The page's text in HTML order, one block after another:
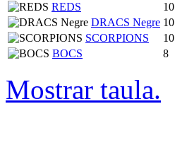
REDS
10
DRACS Negre 10
SCORPIONS
10
BOCS
8
Mostrar taula.